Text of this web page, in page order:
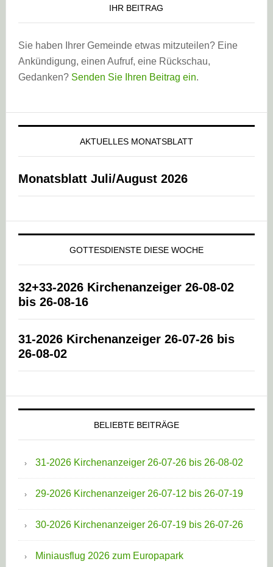
IHR BEITRAG
Sie haben Ihrer Gemeinde etwas mitzuteilen? Eine
Ankündigung, einen Aufruf, eine Rückschau,
Gedanken? Senden Sie Ihren Beitrag ein.
AKTUELLES MONATSBLATT
Monatsblatt Juli/August 2026
GOTTESDIENSTE DIESE WOCHE
32+33-2026 Kirchenanzeiger 26-08-02
bis 26-08-16
31-2026 Kirchenanzeiger 26-07-26 bis
26-08-02
BELIEBTE BEITRÄGE
31-2026 Kirchenanzeiger 26-07-26 bis 26-08-02
29-2026 Kirchenanzeiger 26-07-12 bis 26-07-19
30-2026 Kirchenanzeiger 26-07-19 bis 26-07-26
Miniausflug 2026 zum Europapark